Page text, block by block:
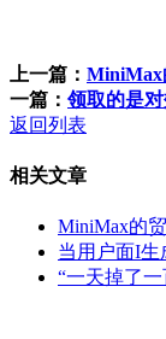
上一篇： MiniMax
一篇： 领取的是
返回列表
相关文章
MiniMax的
当用户面I生
“一天掉了一